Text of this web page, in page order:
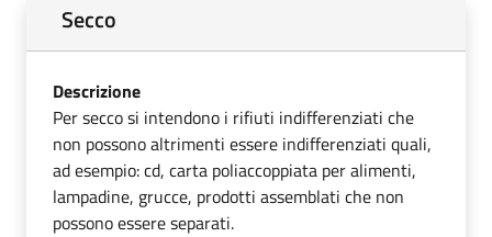
Secco
Descrizione
Per secco si intendono i rifiuti indifferenziati che
non possono altrimenti essere indifferenziati quali,
ad esempio: cd, carta poliaccoppiata per alimenti,
lampadine, grucce, prodotti assemblati che non
possono essere separati.